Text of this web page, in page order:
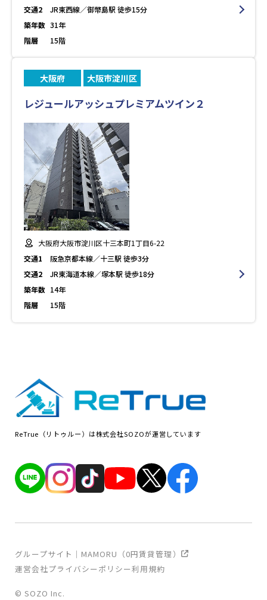
交通2
JR東西線／御幣島駅 徒歩15分
築年数 31年
階層
15階
大阪府 大阪市淀川区
レジュールアッシュプレミアムツイン２
大阪府大阪市淀川区十三本町1丁目6-22
交通1
阪急京都本線／十三駅 徒歩3分
交通2
JR東海道本線／塚本駅 徒歩18分
築年数 14年
階層
15階
ReTrue（リトゥルー）は株式会社SOZOが運営しています
運営会社プライバシーポリシー利用規約
グループサイト｜MAMORU（0円賃貸管理）
© SOZO Inc.